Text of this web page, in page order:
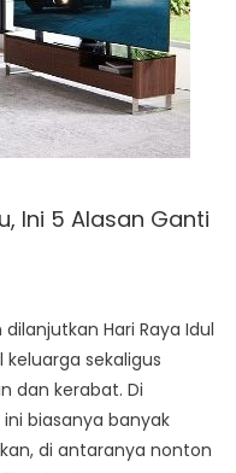
Ini 5 Alasan Ganti
dilanjutkan Hari Raya Idul
sekaligus
dan kerabat. Di
biasanya banyak
di antaranya nonton